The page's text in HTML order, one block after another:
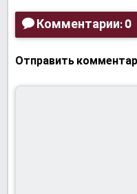
Комментарии: 0
Отправить